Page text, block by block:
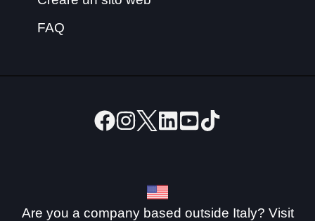
FAQ
Are you a company based outside Italy? Visit